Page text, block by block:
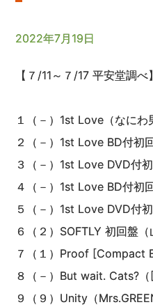
2022年7月19日
【７/11～７/17 平安堂調べ】
１（－）1st Love（なにわ
２（－）1st Love BD付初
３（－）1st Love DVD付
４（－）1st Love BD付初
５（－）1st Love DVD付
６（２）SOFTLY 初回盤（
７（１）Proof [Compact
８（－）But wait. Cats?（
９（９）Unity（